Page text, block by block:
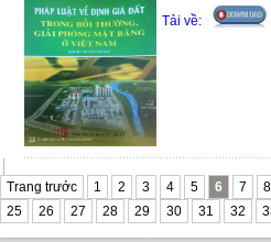
Tải về:
Trang trước 1 2 3 4 5 6 7 8
25
26 27 28 29 30 31 32